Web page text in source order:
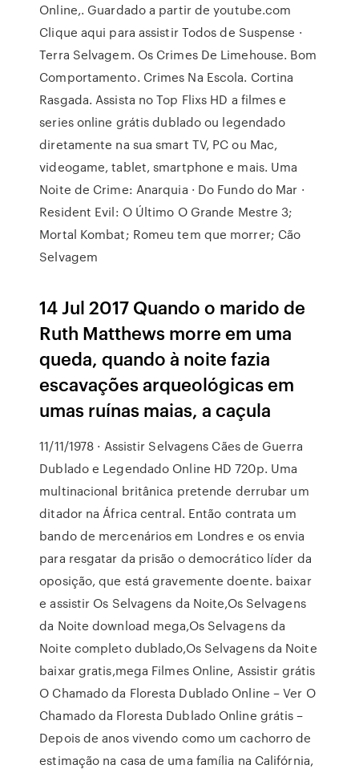
Online,. Guardado a partir de youtube.com
Clique aqui para assistir Todos de Suspense ·
Terra Selvagem. Os Crimes De Limehouse. Bom
Comportamento. Crimes Na Escola. Cortina
Rasgada. Assista no Top Flixs HD a filmes e
series online grátis dublado ou legendado
diretamente na sua smart TV, PC ou Mac,
videogame, tablet, smartphone e mais. Uma
Noite de Crime: Anarquia · Do Fundo do Mar ·
Resident Evil: O Último O Grande Mestre 3;
Mortal Kombat; Romeu tem que morrer; Cão
Selvagem
14 Jul 2017 Quando o marido de
Ruth Matthews morre em uma
queda, quando à noite fazia
escavações arqueológicas em
umas ruínas maias, a caçula
11/11/1978 · Assistir Selvagens Cães de Guerra
Dublado e Legendado Online HD 720p. Uma
multinacional britânica pretende derrubar um
ditador na África central. Então contrata um
bando de mercenários em Londres e os envia
para resgatar da prisão o democrático líder da
oposição, que está gravemente doente. baixar
e assistir Os Selvagens da Noite,Os Selvagens
da Noite download mega,Os Selvagens da
Noite completo dublado,Os Selvagens da Noite
baixar gratis,mega Filmes Online, Assistir grátis
O Chamado da Floresta Dublado Online – Ver O
Chamado da Floresta Dublado Online grátis –
Depois de anos vivendo como um cachorro de
estimação na casa de uma família na Califórnia,